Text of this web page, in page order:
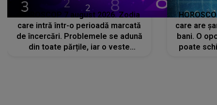
HOROSCOP 7 august 2026. Zodia
care intră într-o perioadă marcată
de încercări. Problemele se adună
din toate părțile, iar o veste
care are
bani. O
poate